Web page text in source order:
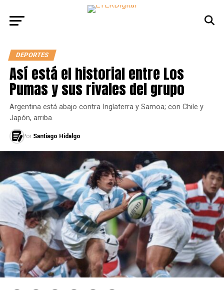
DEPORTES
Así está el historial entre Los
Pumas y sus rivales del grupo
Argentina está abajo contra Inglaterra y Samoa; con Chile y
Japón, arriba.
Por Santiago Hidalgo